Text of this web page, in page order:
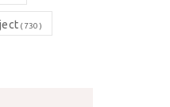
(730)